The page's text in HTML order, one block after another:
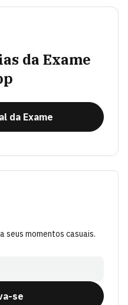
da Exame
da Exame
seus momentos casuais.
se